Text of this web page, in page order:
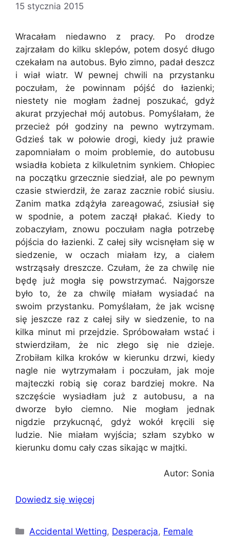
15 stycznia 2015
Wracałam niedawno z pracy. Po drodze
zajrzałam do kilku sklepów, potem dosyć długo
czekałam na autobus. Było zimno, padał deszcz
i wiał wiatr. W pewnej chwili na przystanku
poczułam, że powinnam pójść do łazienki;
niestety nie mogłam żadnej poszukać, gdyż
akurat przyjechał mój autobus. Pomyślałam, że
przecież pół godziny na pewno wytrzymam.
Gdzieś tak w połowie drogi, kiedy już prawie
zapomniałam o moim problemie, do autobusu
wsiadła kobieta z kilkuletnim synkiem. Chłopiec
na początku grzecznie siedział, ale po pewnym
czasie stwierdził, że zaraz zacznie robić siusiu.
Zanim matka zdążyła zareagować, zsiusiał się
w spodnie, a potem zaczął płakać. Kiedy to
zobaczyłam, znowu poczułam nagła potrzebę
pójścia do łazienki. Z całej siły wcisnęłam się w
siedzenie, w oczach miałam łzy, a ciałem
wstrząsały dreszcze. Czułam, że za chwilę nie
będę już mogła się powstrzymać. Najgorsze
było to, że za chwilę miałam wysiadać na
swoim przystanku. Pomyślałam, że jak wcisnę
się jeszcze raz z całej siły w siedzenie, to na
kilka minut mi przejdzie. Spróbowałam wstać i
stwierdziłam, że nic złego się nie dzieje.
Zrobiłam kilka kroków w kierunku drzwi, kiedy
nagle nie wytrzymałam i poczułam, jak moje
majteczki robią się coraz bardziej mokre. Na
szczęście wysiadłam już z autobusu, a na
dworze było ciemno. Nie mogłam jednak
nigdzie przykucnąć, gdyż wokół kręcili się
ludzie. Nie miałam wyjścia; szłam szybko w
kierunku domu cały czas sikając w majtki.
Autor: Sonia
Dowiedz się więcej
Kategorie
Accidental Wetting, Desperacja, Female